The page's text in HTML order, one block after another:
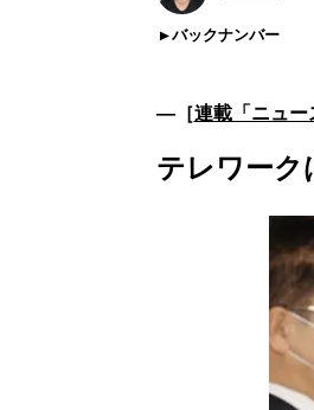
バックナンバー
―［連載「ニュー
テレワーク